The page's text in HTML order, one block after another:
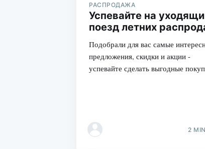
РАСПРОДАЖА
Успевайте на
поезд летних
Подобрали для вас самые
предложения, скидки и акции -
успевайте сделать выгодные
2